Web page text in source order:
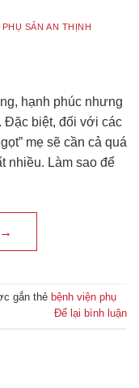
SẢN AN THỊNH
hạnh phúc nhưng
Đặc biệt, đối với các
mẹ sẽ cần cả quá
nhiều. Làm sao để
→
gắn thẻ bệnh viện phụ
Để lại bình luận